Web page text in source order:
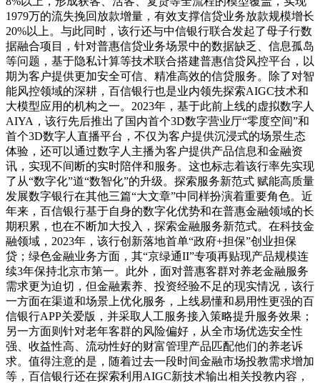
1979万的流失挽回放款增量，有效支撑信贷业务放款规模增长
20%以上。与此同时，该行还与中信银行联合发起了母子行数
据融合项目，针对普惠信贷业务场景中的数据缺乏、信息孤岛
等问题，基于隐私计算等技术联合搭建普惠信贷风控平台，以
期为客户提供更加安全可信、精准高效的信贷服务。除了对智
能风控领域的深耕，百信银行也是业内领先探索AIGC技术和
大模型应用的机构之一。2023年，基于此前上线的虚拟数字人
AIYA，该行先后推出了国内首个3D数字营业厅“零度空间”和
首个3D数字人直播平台，不仅为客户提供沉浸式的场景生态
体验，还可以通过数字人主播为客户提供产品信息和金融资
讯，实现不间断的实时陪伴和服务。这也标志着该行率先实现
了从“数字化”道“数智化”的升级。探索服务新范式 赋能高质量
发展数字银行在其他三篇“大文章”中同样扮演着重要角色。近
年来，百信银行基于自身的数字化优势和在普惠金融领域的长
期积累，也在不断加大投入，探索金融服务新范式。在科技金
融领域，2023年，该行创新落地首单“政府+担保”创业担保
贷；绿色金融业务方面，其“京绿通II”专项再贴现产品规模连
续3年保持北京市第一。此外，面对普惠客群对养老金融服务
需求更为迫切，但金融素养、投资经验不足的现实情况，该行
一方面在渠道和场景上优化服务，上线易懂和易用性更强的百
信银行APP关爱版，并采取人工服务接入策略提升服务效果；
另一方面则针对老年客群的风险偏好，从全市场优选安全性
强、收益性高、流动性好的财富管理产品匹配他们的养老诉
求。值得注意的是，随着过去一段时间金融市场投教需求增加
等，百信银行还在探索利用AIGC新技术输出相关投教内容，